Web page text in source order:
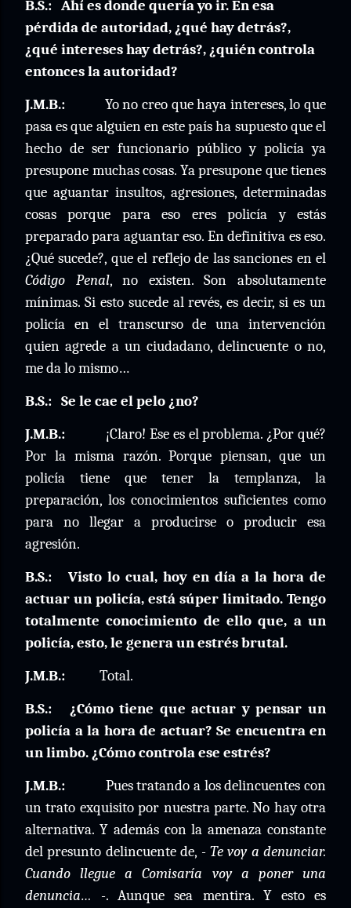
B.S.: Ahí es donde quería yo ir. En esa
pérdida de autoridad, ¿qué hay detrás?,
¿qué intereses hay detrás?, ¿quién controla
entonces la autoridad?
J.M.B.:
Yo no creo que haya intereses, lo que
pasa es que alguien en este país ha supuesto que el
hecho de ser funcionario público y policía ya
presupone muchas cosas. Ya presupone que tienes
que aguantar insultos, agresiones, determinadas
cosas porque para eso eres policía y estás
preparado para aguantar eso. En definitiva es eso.
¿Qué sucede?, que el reflejo de las sanciones en el
Código Penal, no existen. Son absolutamente
mínimas. Si esto sucede al revés, es decir, si es un
policía en el transcurso de una intervención
quien agrede a un ciudadano, delincuente o no,
me da lo mismo…
B.S.: Se le cae el pelo ¿no?
J.M.B.:
¡Claro! Ese es el problema. ¿Por qué?
Por la misma razón. Porque piensan, que un
policía tiene que tener la templanza, la
preparación, los conocimientos suficientes como
para no llegar a producirse o producir esa
agresión.
B.S.:
Visto lo cual, hoy en día a la hora de
actuar un policía, está súper limitado. Tengo
totalmente conocimiento de ello que, a un
policía, esto, le genera un estrés brutal.
J.M.B.:
Total.
B.S.:
¿Cómo tiene que actuar y pensar un
policía a la hora de actuar? Se encuentra en
un limbo. ¿Cómo controla ese estrés?
J.M.B.:
Pues tratando a los delincuentes con
un trato exquisito por nuestra parte. No hay otra
alternativa. Y además con la amenaza constante
del presunto delincuente de, - Te voy a denunciar.
Cuando llegue a Comisaría voy a poner una
denuncia… -. Aunque sea mentira. Y esto es